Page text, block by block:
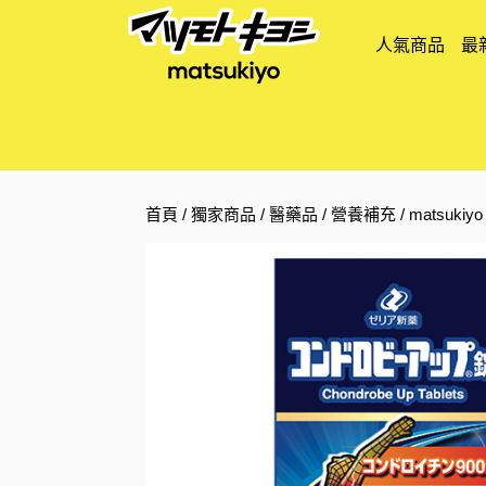
人氣商品 最
首頁 /獨家商品 /醫藥品 /營養補充 /